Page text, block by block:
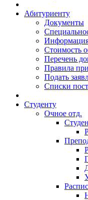
Абитуриенту
Документы
Стоимость
Перечень
Правила
Подать
Списки
Студенту
Очное отд.